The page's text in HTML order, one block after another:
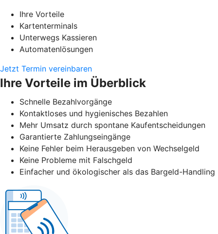
Ihre Vorteile
Kartenterminals
Unterwegs Kassieren
Automatenlösungen
Jetzt Termin vereinbaren
Ihre Vorteile im Überblick
Schnelle Bezahlvorgänge
Kontaktloses und hygienisches Bezahlen
Mehr Umsatz durch spontane Kaufentscheidungen
Garantierte Zahlungseingänge
Keine Fehler beim Herausgeben von Wechselgeld
Keine Probleme mit Falschgeld
Einfacher und ökologischer als das Bargeld-Handling